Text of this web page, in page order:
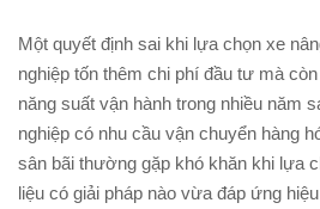
Một quyết định sai khi lựa chọn xe
nghiệp tốn thêm chi phí đầu tư mà
năng suất vận hành trong nhiều năm
nghiệp có nhu cầu vận chuyển hàng
sân bãi thường gặp khó khăn khi lựa
liệu có giải pháp nào vừa đáp ứng